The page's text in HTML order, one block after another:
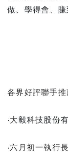
做、學得會、賺
各界好評聯手推
‧大毅科技股份
‧六月初一執行